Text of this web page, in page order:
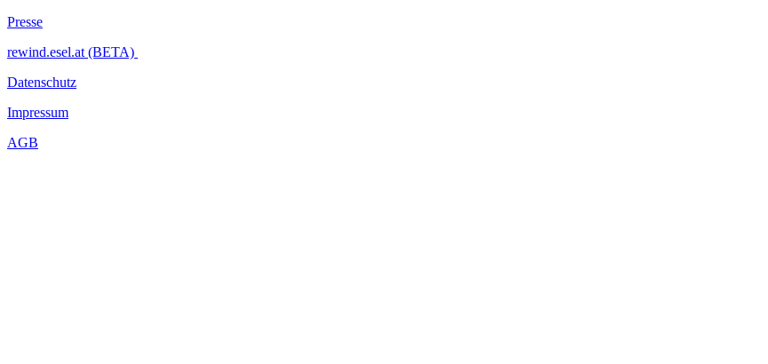
Presse
rewind.esel.at (BETA)
Datenschutz
Impressum
AGB